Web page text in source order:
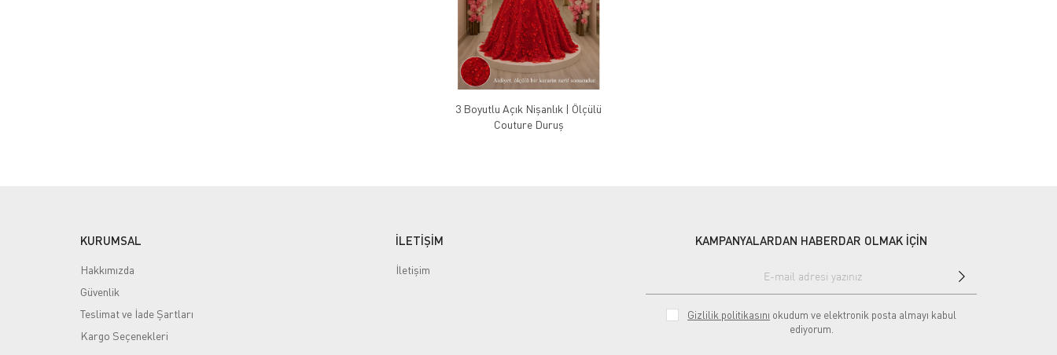
3 Boyutlu Açık Nişanlık | Ölçülü
Couture Duruş
KURUMSAL
Hakkımızda
Güvenlik
Teslimat ve İade Şartları
Kargo Seçenekleri
İLETİŞİM
İletişim
KAMPANYALARDAN HABERDAR OLMAK İÇİN
Gizlilik politikasını okudum ve elektronik posta almayı kabul
ediyorum.